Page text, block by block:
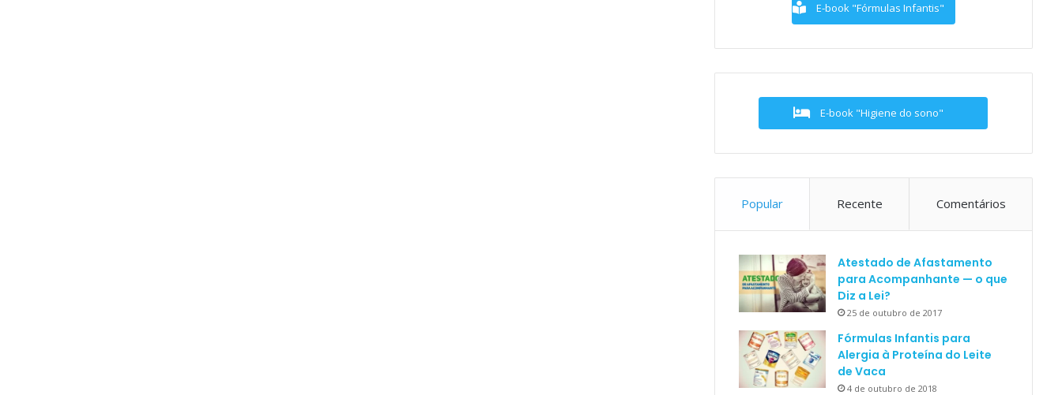
E-book "Fórmulas Infantis"
E-book "Higiene do sono"
Popular Recente Comentários
Atestado de Afastamento
para Acompanhante — o que
Diz a Lei?
25 de outubro de 2017
Fórmulas Infantis para
Alergia à Proteína do Leite
de Vaca
4 de outubro de 2018